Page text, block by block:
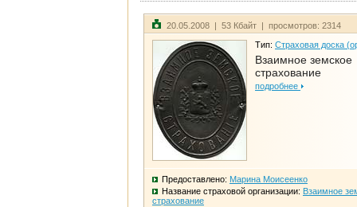
20.05.2008 | 53 Кбайт | просмотров: 2314
Тип: Страховая доска
Взаимное земское
страхование
подробнее
Предоставлено: Марина Моисеенко
Название страховой организации: Взаимное
страхование